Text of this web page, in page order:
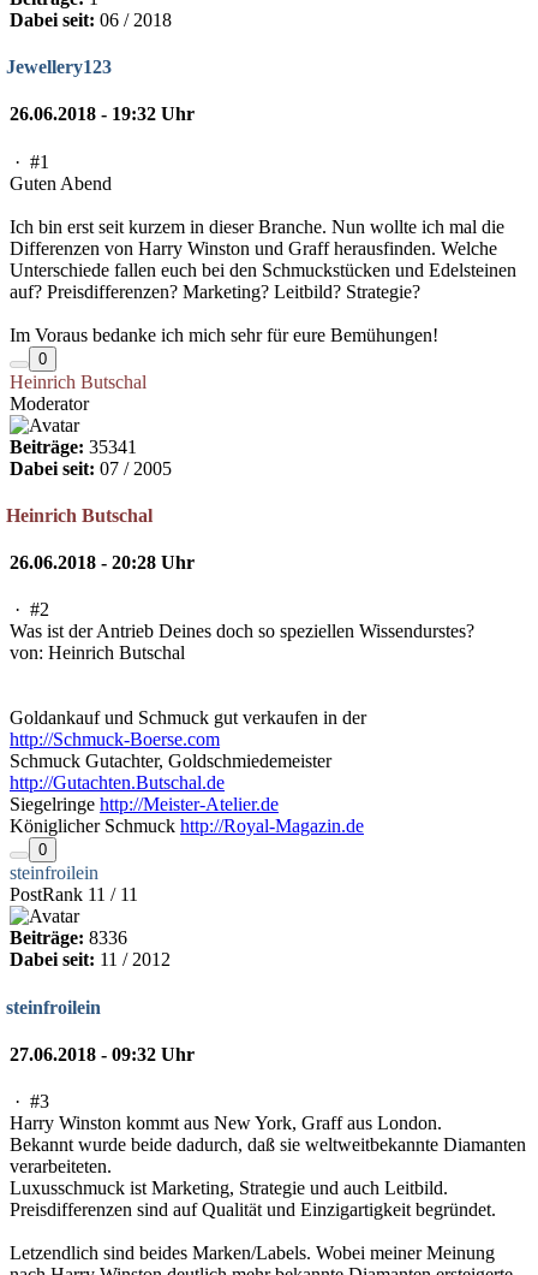
Dabei seit: 06 / 2018
Jewellery123
26.06.2018 - 19:32 Uhr
· #1
Guten Abend
Ich bin erst seit kurzem in dieser Branche. Nun wollte ich mal die
Differenzen von Harry Winston und Graff herausfinden. Welche
Unterschiede fallen euch bei den Schmuckstücken und Edelsteinen
auf? Preisdifferenzen? Marketing? Leitbild? Strategie?
Im Voraus bedanke ich mich sehr für eure Bemühungen!
0
Heinrich Butschal
Moderator
Beiträge: 35341
Dabei seit: 07 / 2005
Heinrich Butschal
26.06.2018 - 20:28 Uhr
· #2
Was ist der Antrieb Deines doch so speziellen Wissendurstes?
von: Heinrich Butschal
Goldankauf und Schmuck gut verkaufen in der
http://Schmuck-Boerse.com
Schmuck Gutachter, Goldschmiedemeister
http://Gutachten.Butschal.de
Siegelringe http://Meister-Atelier.de
Königlicher Schmuck http://Royal-Magazin.de
0
steinfroilein
PostRank 11 / 11
Beiträge: 8336
Dabei seit: 11 / 2012
steinfroilein
27.06.2018 - 09:32 Uhr
· #3
Harry Winston kommt aus New York, Graff aus London.
Bekannt wurde beide dadurch, daß sie weltweitbekannte Diamanten
verarbeiteten.
Luxusschmuck ist Marketing, Strategie und auch Leitbild.
Preisdifferenzen sind auf Qualität und Einzigartigkeit begründet.
Letzendlich sind beides Marken/Labels. Wobei meiner Meinung